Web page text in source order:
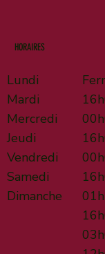
Lundi
Mardi
Mercredi
Jeudi
Vendredi
Samedi
Dimanche
HORAIRES